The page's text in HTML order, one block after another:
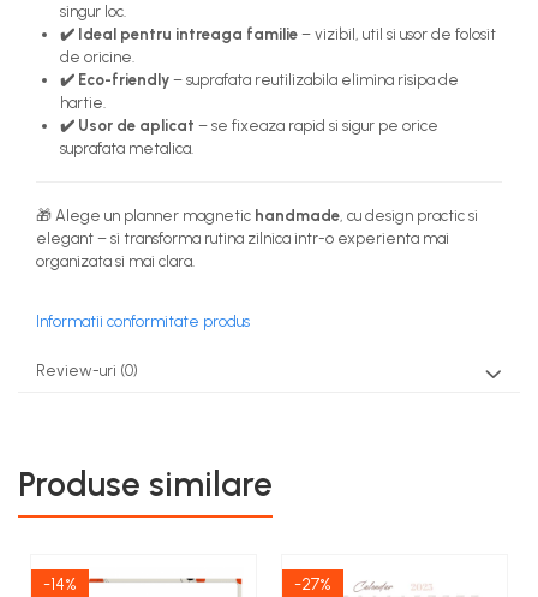
singur loc.
✔️ Ideal pentru intreaga familie – vizibil, util si usor de folosit
de oricine.
✔️ Eco-friendly – suprafata reutilizabila elimina risipa de
hartie.
✔️ Usor de aplicat – se fixeaza rapid si sigur pe orice
suprafata metalica.
🎁 Alege un planner magnetic handmade, cu design practic si
elegant – si transforma rutina zilnica intr-o experienta mai
organizata si mai clara.
Informatii conformitate produs
Review-uri (0)
Produse similare
-14% -27%